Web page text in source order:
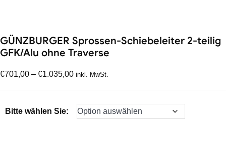
GÜNZBURGER Sprossen-Schiebeleiter 2-teilig
GFK/Alu ohne Traverse
€701,00 – €1.035,00 inkl. MwSt.
Bitte wählen Sie: